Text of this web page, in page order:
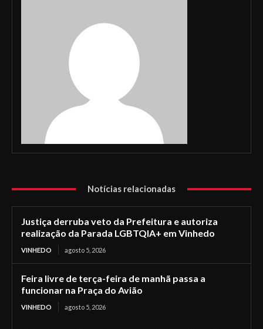
Notícias relacionadas
Justiça derruba veto da Prefeitura e autoriza
realização da Parada LGBTQIA+ em Vinhedo
VINHEDO agosto 5, 2026
Feira livre de terça-feira de manhã passa a
funcionar na Praça do Avião
VINHEDO agosto 5, 2026